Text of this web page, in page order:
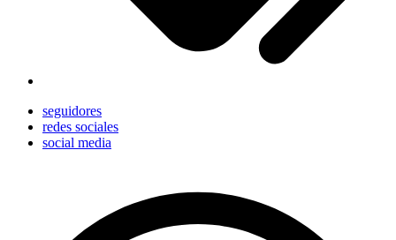
seguidores
redes sociales
social media